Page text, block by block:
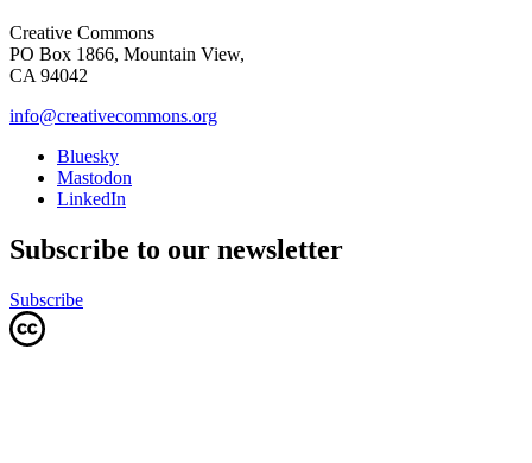
Creative Commons
PO Box 1866, Mountain View,
CA 94042
info@creativecommons.org
Bluesky
Mastodon
LinkedIn
Subscribe to our newsletter
Subscribe